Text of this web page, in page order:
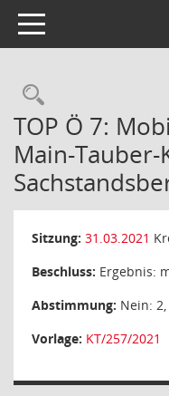
Toggle navigation
TOP Ö 7:
Main-Tauber-
Sitzung: 31.03.2021
Beschluss: Ergebnis:
Abstimmung: Nein:
Vorlage: KT/257/2021